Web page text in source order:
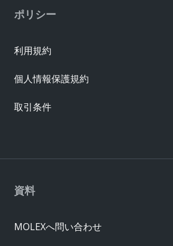
資料
MOLEXへ問い合わせ
ポリシー
利用規約
個人情報保護規約
取引条件